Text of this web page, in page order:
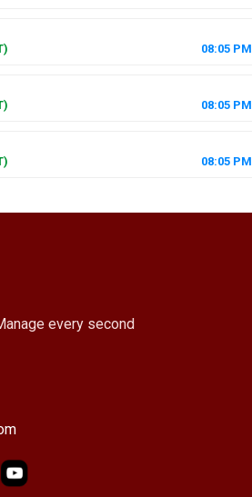
08:05PM
08:05PM
08:05PM
every second